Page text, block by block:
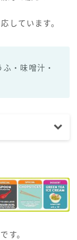
しています。
・味噌汁・
す。